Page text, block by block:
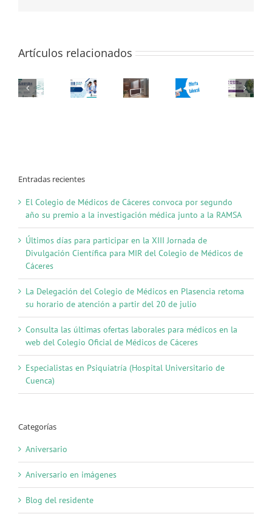
Artículos relacionados
Entradas recientes
El Colegio de Médicos de Cáceres convoca por segundo
año su premio a la investigación médica junto a la RAMSA
Últimos días para participar en la XIII Jornada de
Divulgación Científica para MIR del Colegio de Médicos de
Cáceres
La Delegación del Colegio de Médicos en Plasencia retoma
su horario de atención a partir del 20 de julio
Consulta las últimas ofertas laborales para médicos en la
web del Colegio Oficial de Médicos de Cáceres
Especialistas en Psiquiatría (Hospital Universitario de
Cuenca)
Categorías
Aniversario
Aniversario en imágenes
Blog del residente